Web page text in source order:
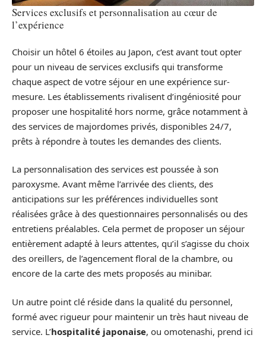
Services exclusifs et personnalisation au cœur de
l’expérience
Choisir un hôtel 6 étoiles au Japon, c’est avant tout opter
pour un niveau de services exclusifs qui transforme
chaque aspect de votre séjour en une expérience sur-
mesure. Les établissements rivalisent d’ingéniosité pour
proposer une hospitalité hors norme, grâce notamment à
des services de majordomes privés, disponibles 24/7,
prêts à répondre à toutes les demandes des clients.
La personnalisation des services est poussée à son
paroxysme. Avant même l’arrivée des clients, des
anticipations sur les préférences individuelles sont
réalisées grâce à des questionnaires personnalisés ou des
entretiens préalables. Cela permet de proposer un séjour
entièrement adapté à leurs attentes, qu’il s’agisse du choix
des oreillers, de l’agencement floral de la chambre, ou
encore de la carte des mets proposés au minibar.
Un autre point clé réside dans la qualité du personnel,
formé avec rigueur pour maintenir un très haut niveau de
service. L’hospitalité japonaise, ou omotenashi, prend ici